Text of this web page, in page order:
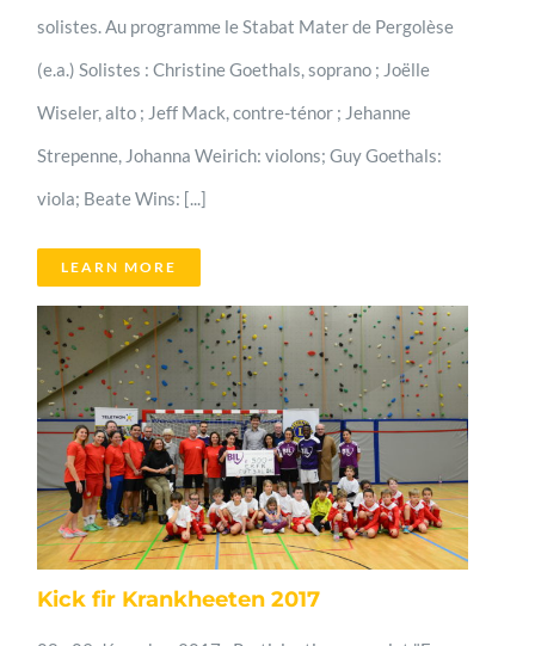
solistes. Au programme le Stabat Mater de Pergolèse
(e.a.) Solistes : Christine Goethals, soprano ; Joëlle
Wiseler, alto ; Jeff Mack, contre-ténor ; Jehanne
Strepenne, Johanna Weirich: violons; Guy Goethals:
viola; Beate Wins: [...]
LEARN MORE
Kick fir Krankheeten 2017